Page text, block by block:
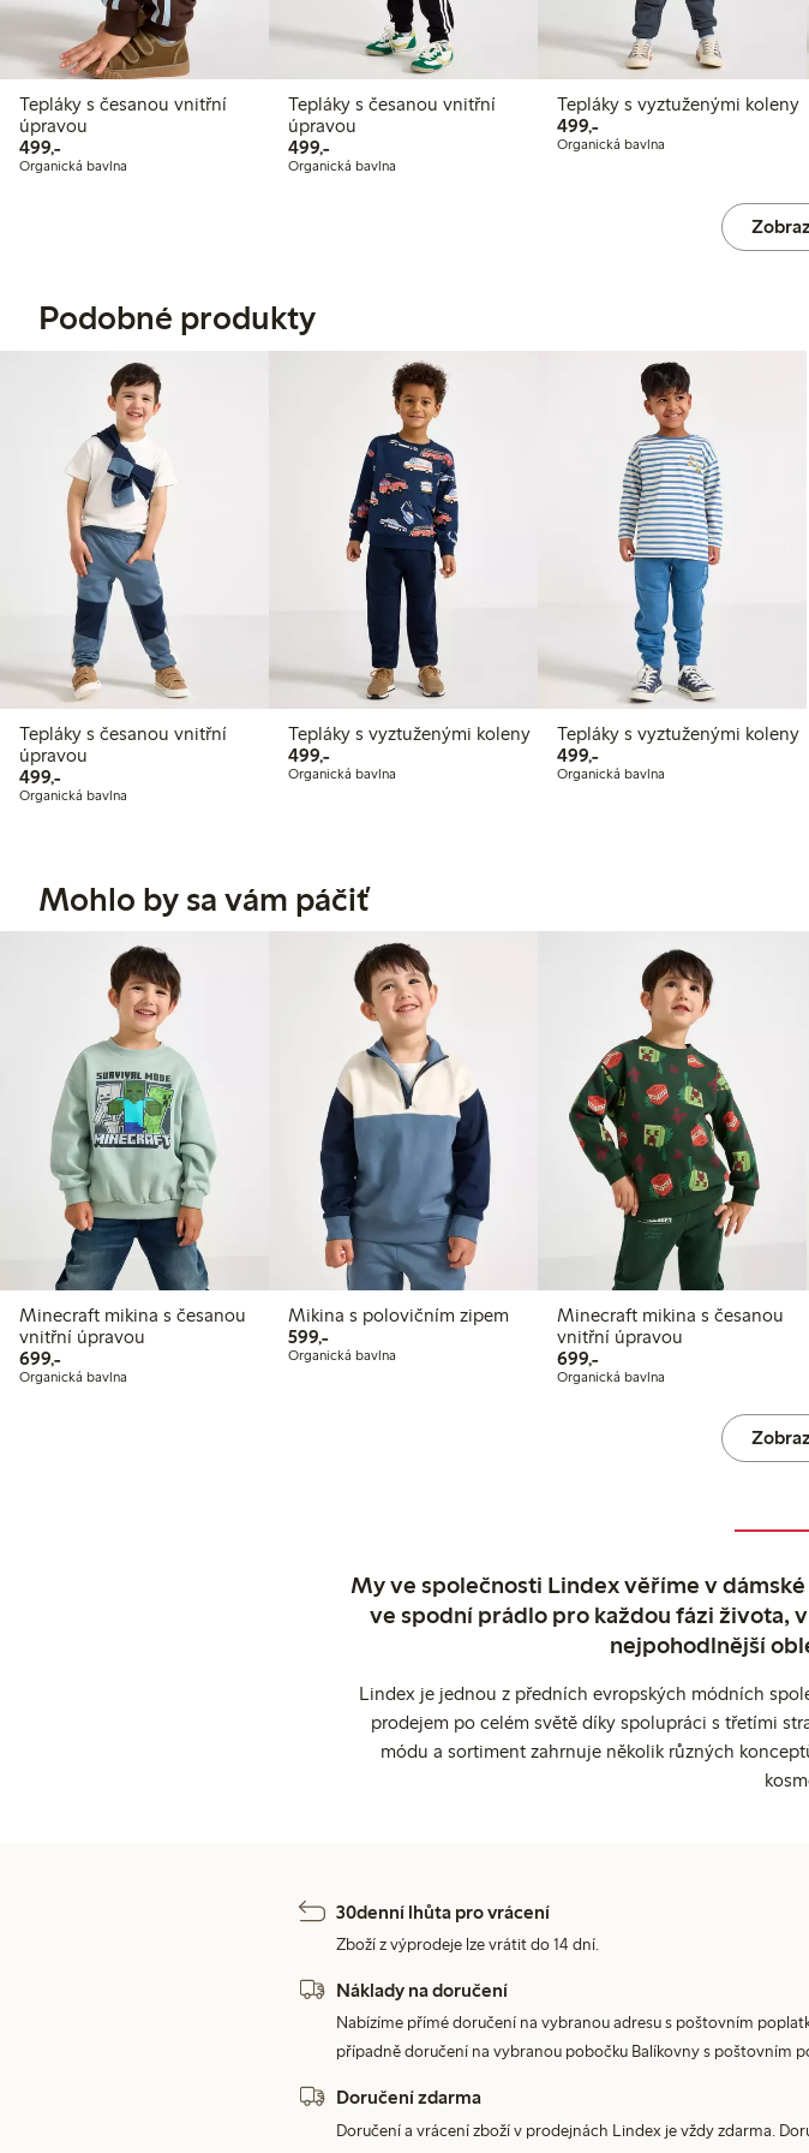
Tepláky s česanou vnitřní
úpravou
499,-499,00 Kč
Organická bavlna
Tepláky s česanou vnitřní
úpravou
499,-499,00 Kč
Organická bavlna
Tepláky s vyztuženými koleny
499,-499,00 Kč
Organická bavlna
Podobné produkty
Tepláky s česanou vnitřní
úpravou
499,-499,00 Kč
Organická bavlna
Tepláky s vyztuženými koleny
499,-499,00 Kč
Organická bavlna
Tepláky s vyztuženými koleny
499,-499,00 Kč
Organická bavlna
Mohlo by sa vám páčiť
Minecraft mikina s česanou
vnitřní úpravou
699,-699,00 Kč
Organická bavlna
Mikina s polovičním zipem
599,-599,00 Kč
Organická bavlna
Minecraft mikina s česanou
vnitřní úpravou
699,-699,00 Kč
Organická bavlna
My ve společnosti Lindex věříme v
ve spodní prádlo pro každou fázi života,
nejpohodlnější
Lindex je jednou z předních evropských módních
prodejem po celém světě díky spolupráci s třetími
módu a sortiment zahrnuje několik různých
30denní lhůta pro vrácení
Zboží z výprodeje lze vrátit do 14 dní.
Náklady na doručení
Nabízíme přímé doručení na vybranou adresu s poštovním
případně doručení na vybranou pobočku Balíkovny s poštovním
Doručení zdarma
Doručení a vrácení zboží v prodejnách Lindex je vždy zdarma.